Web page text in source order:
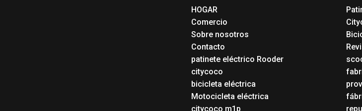
HOGAR
Comercio
Sobre nosotros
Contacto
patinete eléctrico Rooder
citycoco
bicicleta eléctrica
Motocicleta eléctrica
citycoco m1p